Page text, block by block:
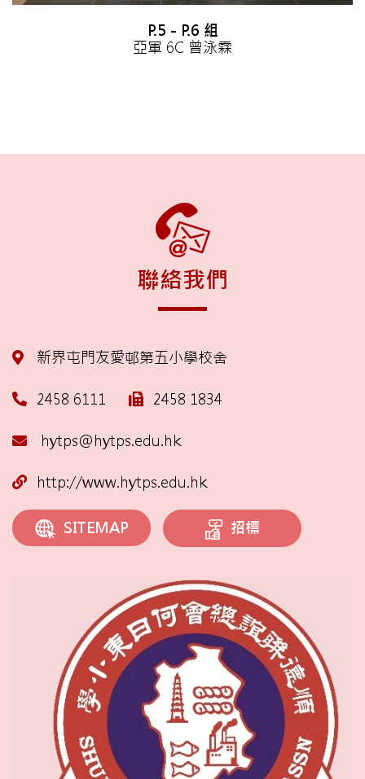
P.5 - P.6 組
亞軍 6C 曾泳霖
聯絡我們
新界屯門友愛邨第五小學校舍
2458 6111 2458 1834
hytps@hytps.edu.hk
http://www.hytps.edu.hk
SITEMAP 招標